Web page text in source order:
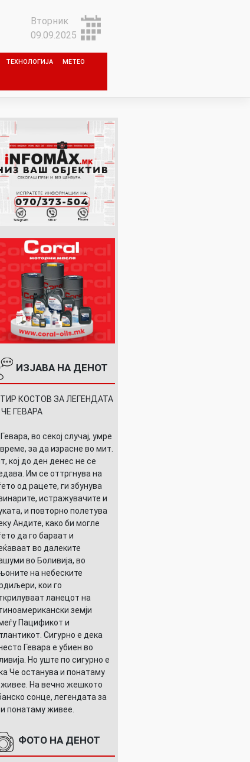
Вторник
09.09.2025
ТЕХНОЛОГИЈА МЕТЕО
ИЗЈАВА НА ДЕНОТ
КОСТОВ ЗА ЛЕГЕНДАТА
ЧЕ ГЕВАРА
во секој случај, умре
за да израсне во мит.
кој до ден денес не се
Им се оттргнува на
од рацете, ги збунува
истражувачите и
и повторно полетува
Андите, како би могле
да го бараат и
во далеките
во Боливија, во
на небеските
кои го
ланецот на
земји
Пацификот и
Сигурно е дека
Гевара е убиен во
Но уште по сигурно е
Че останува и понатаму
На вечно жешкото
сонце, легендата за
понатаму живее.
ФОТО НА ДЕНОТ